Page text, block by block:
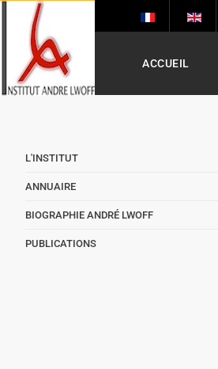
ACCUEIL
L'INSTITUT
ANNUAIRE
BIOGRAPHIE ANDRÉ LWOFF
PUBLICATIONS